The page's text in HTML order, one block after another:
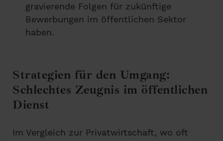
gravierende Folgen für zukünftige
Bewerbungen im öffentlichen Sektor
haben.
Strategien für den Umgang:
Schlechtes Zeugnis im öffentlichen
Dienst
Im Vergleich zur Privatwirtschaft, wo oft